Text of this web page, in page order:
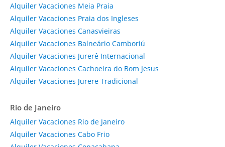
Alquiler Vacaciones Meia Praia
Alquiler Vacaciones Praia dos Ingleses
Alquiler Vacaciones Canasvieiras
Alquiler Vacaciones Balneário Camboriú
Alquiler Vacaciones Jurerê Internacional
Alquiler Vacaciones Cachoeira do Bom Jesus
Alquiler Vacaciones Jurere Tradicional
Rio de Janeiro
Alquiler Vacaciones Rio de Janeiro
Alquiler Vacaciones Cabo Frio